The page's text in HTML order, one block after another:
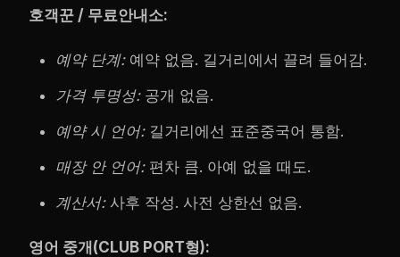
호객꾼 / 무료안내소:
예약 단계:예약 없음. 길거리에서 끌려 들어감.
가격 투명성:공개 없음.
예약 시 언어:길거리에선 표준중국어 통함.
매장 안 언어:편차 큼. 아예 없을 때도.
계산서:사후 작성. 사전 상한선 없음.
영어 중개(CLUB PORT형):